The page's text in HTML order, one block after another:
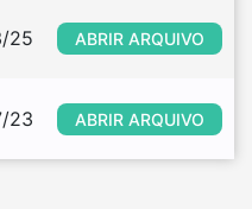
25 ABRIR ARQUIVO
23 ABRIR ARQUIVO